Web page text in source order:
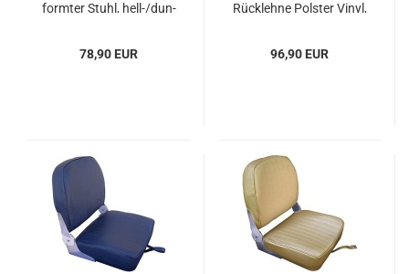
form­ter Stuhl, hell-/dun­
78,90 EUR
Rück­leh­ne Pols­ter Vinyl,
96,90 EUR